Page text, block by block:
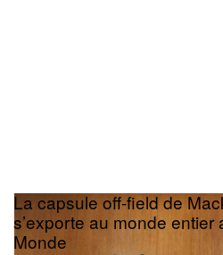
La capsule off-field de
s’exporte au monde
Monde